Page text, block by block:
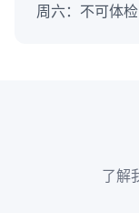
周六：不可体
了解